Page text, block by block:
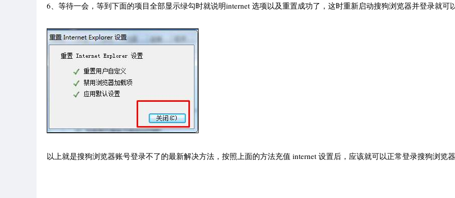
6、等待一会，等到下面的项目全部显示绿勾时就说明internet 选项以及重置成功了，这时重新启动搜狗浏览器并登录就可以
以上就是搜狗浏览器账号登录不了的最新解决方法，按照上面的方法充值 internet 设置后，应该就可以正常登录搜狗浏览器